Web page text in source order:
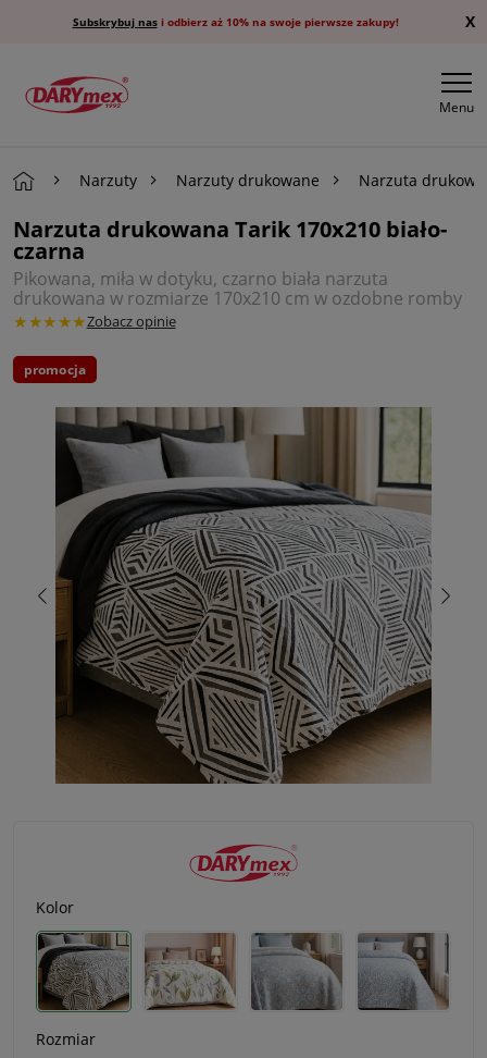
Subskrybuj nasi odbierz aż 10% na swoje pierwsze zakupy! X
Menu
Narzuty Narzuty drukowane Narzuta
Narzuta drukowana Tarik 170x210 biało-
czarna
Pikowana, miła w dotyku, czarno biała narzuta
drukowana w rozmiarze 170x210 cm w ozdobne romby
★★★★★Zobacz opinie
promocja
Kolor
Rozmiar